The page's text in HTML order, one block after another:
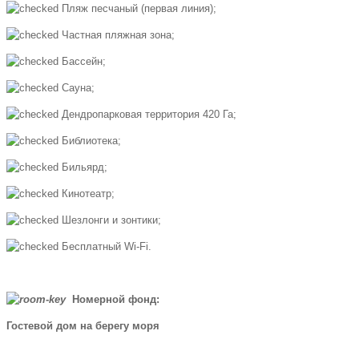
Пляж песчаный (первая линия);
Частная пляжная зона;
Бассейн;
Сауна;
Дендропарковая территория 420 Га;
Библиотека;
Бильярд;
Кинотеатр;
Шезлонги и зонтики;
Бесплатный Wi-Fi.
Номерной фонд:
Гостевой дом на берегу моря